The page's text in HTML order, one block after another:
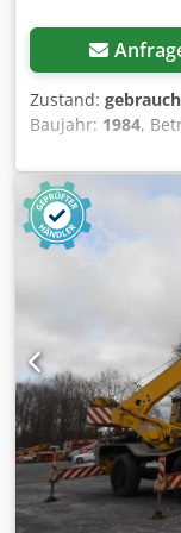
Zustand:
Baujahr: 1984,
Antrieb: Diesel
kg Traglast bei
Sefx Aqrskr
Transportmaße:
360°
6.086 cm³
6-Zylinder Deutz
Gang-
vorne 21 mm,
Daten und
Anfrage zu. Diese
Angebot dar;
Angaben wird